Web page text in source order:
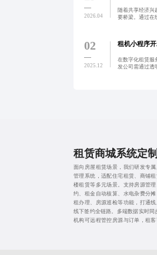
2026.04
随着共享经济兴
要桥梁。通过在
02
2025.12
租机小程序
在数字化租赁服
发公司需通过透
租赁商城系统定制
面向房屋租赁场景，我们研发专
管理系统，适配住宅租赁、商铺
楼租赁等多元场景。支持房源管
约、租金自动核算、水电杂费分摊
租办理、房源巡检等功能，打通线
线下签约全链路。多端数据实时同
机构可远程管控房源与订单，租客